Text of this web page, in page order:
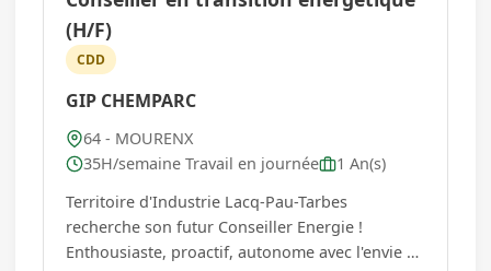
(H/F)
CDD
GIP CHEMPARC
64 - MOURENX
35H/semaine Travail en journée
1 An(s)
Territoire d'Industrie Lacq-Pau-Tarbes
recherche son futur Conseiller Energie !
Enthousiaste, proactif, autonome avec l'envie de